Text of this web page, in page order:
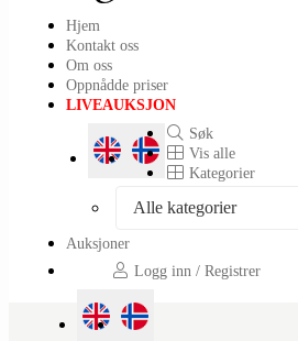
Hjem
Kontakt oss
Om oss
Oppnådde priser
LIVEAUKSJON
Søk
Vis alle
Kategorier
Alle kategorier
Auksjoner
Logg inn / Registrer